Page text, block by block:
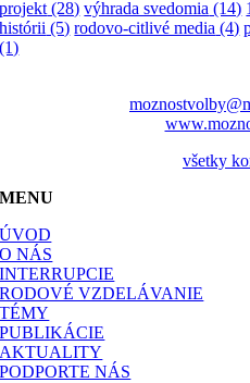
projekt (28) výhrada svedomia (14)
histórii (5) rodovo-citlivé media (4)
(1)
všetky
MENU
ÚVOD
O NÁS
INTERRUPCIE
RODOVÉ VZDELÁVANIE
TÉMY
PUBLIKÁCIE
AKTUALITY
PODPORTE NÁS